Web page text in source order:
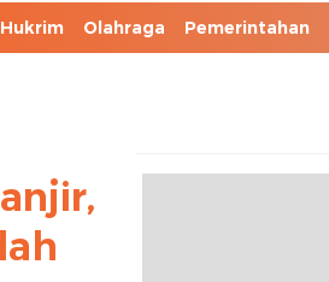
Hukrim Olahraga Pemerintahan